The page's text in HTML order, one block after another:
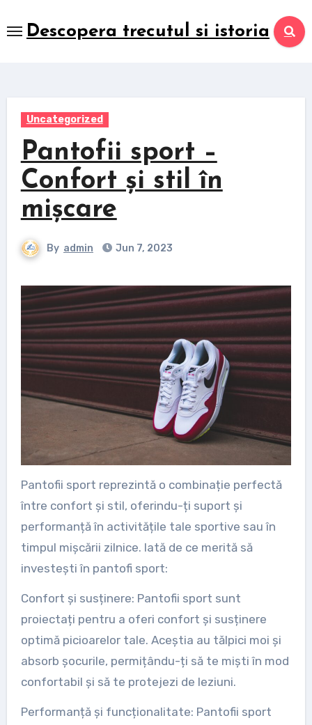
to
Descopera trecutul si istoria
Uncategorized
Pantofii sport –
Confort și stil în
mișcare
By admin Jun 7, 2023
Pantofii sport reprezintă o combinație perfectă
între confort și stil, oferindu-ți suport și
performanță în activitățile tale sportive sau în
timpul mișcării zilnice. Iată de ce merită să
investești în pantofi sport:
Confort și susținere: Pantofii sport sunt
proiectați pentru a oferi confort și susținere
optimă picioarelor tale. Aceștia au tălpici moi și
absorb șocurile, permițându-ți să te miști în mod
confortabil și să te protejezi de leziuni.
Performanță și funcționalitate: Pantofii sport